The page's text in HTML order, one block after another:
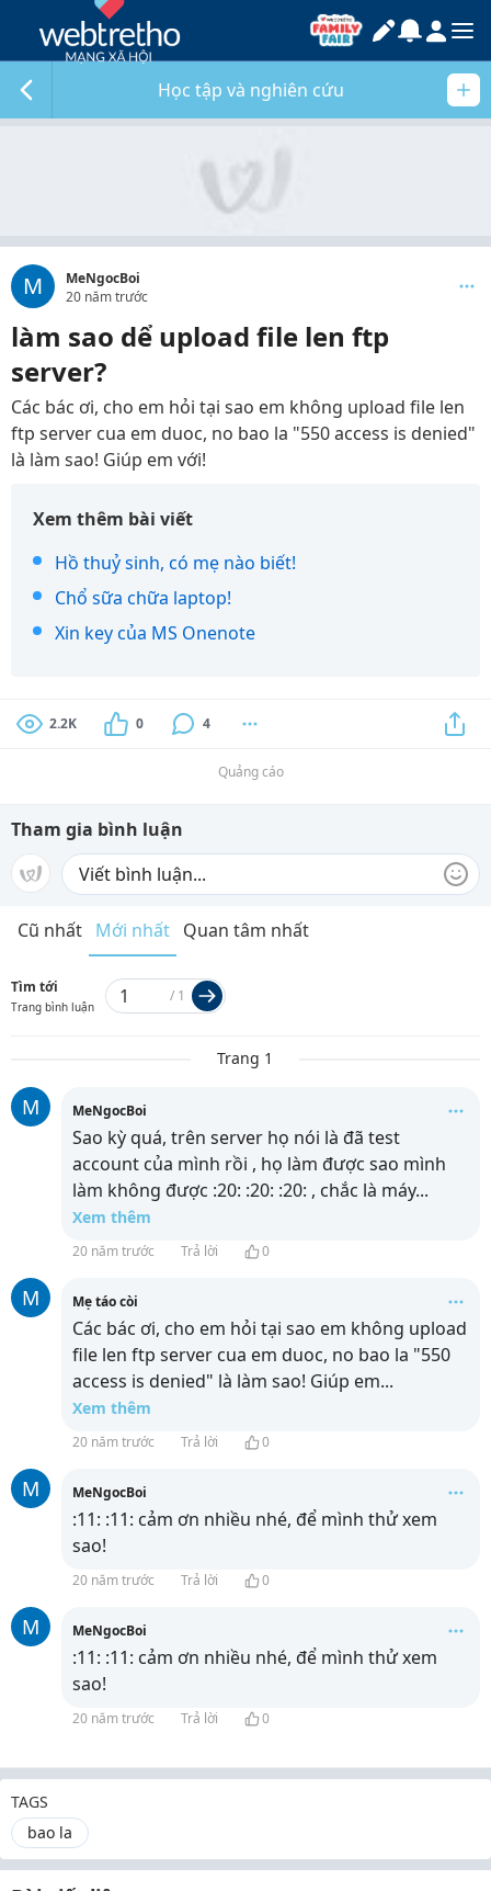
Học tập và nghiên cứu
M
MeNgocBoi
20 năm trước
làm sao dể upload file len ftp
server?
Các bác ơi, cho em hỏi tại sao em không upload file len
ftp server cua em duoc, no bao la "550 access is denied"
là làm sao! Giúp em với!
Xem thêm bài viết
Hồ thuỷ sinh, có mẹ nào biết!
Chổ sữa chữa laptop!
Xin key của MS Onenote
2.2K 0 4
Quảng cáo
Tham gia bình luận
Cũ nhất Mới nhất Quan tâm nhất
Tìm tới
Trang bình luận
/ 1
Trang 1
M MeNgocBoi
Sao kỳ quá, trên server họ nói là đã test
account của mình rồi , họ làm được sao mình
làm không được :20: :20: :20: , chắc là máy...
Xem thêm
20 năm trước Trả lời 0
M Mẹ táo còi
Các bác ơi, cho em hỏi tại sao em không upload
file len ftp server cua em duoc, no bao la "550
access is denied" là làm sao! Giúp em...
Xem thêm
20 năm trước Trả lời 0
M MeNgocBoi
:11: :11: cảm ơn nhiều nhé, để mình thử xem
sao!
20 năm trước Trả lời 0
M MeNgocBoi
:11: :11: cảm ơn nhiều nhé, để mình thử xem
sao!
20 năm trước Trả lời 0
TAGS
bao la